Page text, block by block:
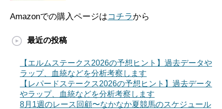
Amazonでの購入ページはコチラ から
最近の投稿
【エルムステークス2026の予想ヒント】過去データや
ラップ、血統などを分析考察します
【レパードステークス2026の予想ヒント】過去データ
やラップ、血統などを分析考察します
8月1週のレース回顧〜なかなか夏競馬のスケジュール